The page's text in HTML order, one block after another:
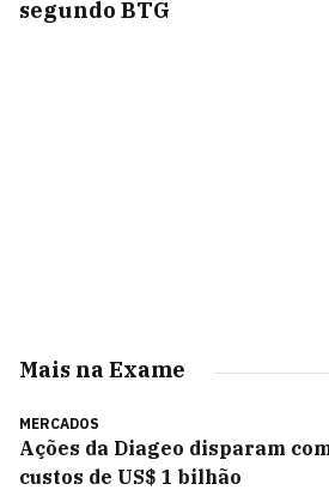
segundo BTG
Mais na Exame
MERCADOS
Ações da Diageo disparam
custos de US$ 1 bilhão